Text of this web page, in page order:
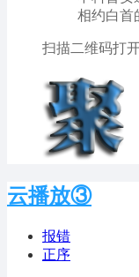
相约白首
扫描二维码打
云播放③
报错
正序